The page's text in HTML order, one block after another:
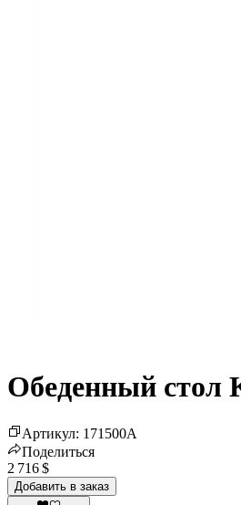
Обеденный стол
Артикул: 171500A
Поделиться
2 716 $
Добавить в заказ